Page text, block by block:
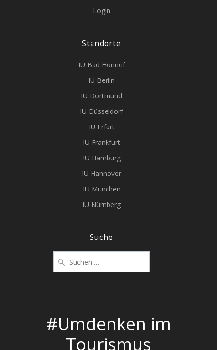
Login
Standorte
IU Bad Honnef
IU Berlin
IU Dortmund
IU Düsseldorf
IU Erfurt
IU Frankfurt
IU Hamburg
IU Hannover
IU München
IU Nürnberg
Suche
nach:
#Umdenken im
Tourismus